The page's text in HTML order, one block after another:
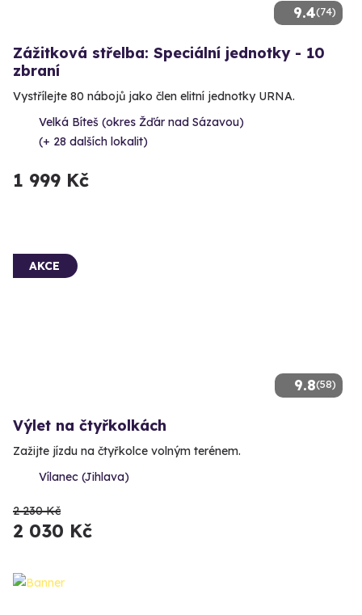
9.4(74)
Zážitková střelba: Speciální jednotky - 10
zbraní
Vystřílejte 80 nábojů jako člen elitní jednotky URNA.
Velká Bíteš (okres Žďár nad Sázavou)
(+ 28 dalších lokalit)
1 999 Kč
9.8(58)
AKCE
Výlet na čtyřkolkách
Zažijte jízdu na čtyřkolce volným terénem.
Vílanec (Jihlava)
2 230 Kč
2 030 Kč